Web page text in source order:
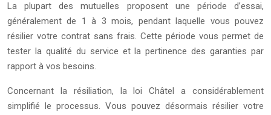
La plupart des mutuelles proposent une période d’essai,
généralement de 1 à 3 mois, pendant laquelle vous pouvez
résilier votre contrat sans frais. Cette période vous permet de
tester la qualité du service et la pertinence des garanties par
rapport à vos besoins.
Concernant la résiliation, la loi Châtel a considérablement
simplifié le processus. Vous pouvez désormais résilier votre